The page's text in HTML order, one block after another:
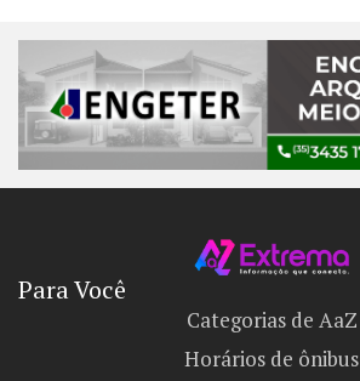
Para Você
Categorias de AaZ
Horários de ônibus